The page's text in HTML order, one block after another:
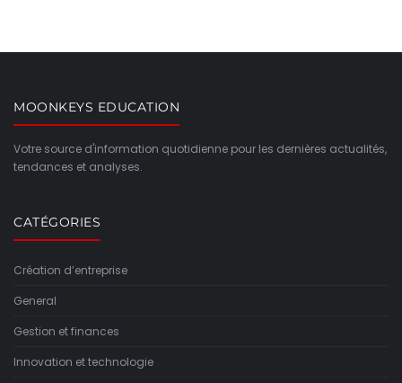
MOONKEYS EDUCATION
Votre source d'information quotidienne pour les dernières actualités,
tendances et analyses.
CATÉGORIES
Création d’entreprise
General
Gestion et finances
Innovation et technologie